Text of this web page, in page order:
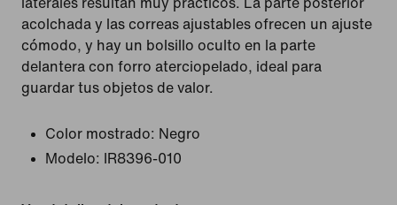
laterales resultan muy prácticos. La parte posterior
acolchada y las correas ajustables ofrecen un ajuste
cómodo, y hay un bolsillo oculto en la parte
delantera con forro aterciopelado, ideal para
guardar tus objetos de valor.
Color mostrado: Negro
Modelo:
IR8396-010